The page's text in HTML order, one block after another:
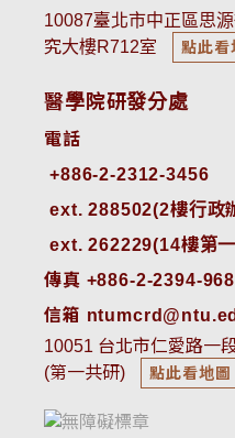
10087臺北市中正區思
究大樓R712室
點此看
醫學院研發分處
電話
ext. 288502(2樓行
ext. 262229(14樓第
傳真 +886-2-2394-
信箱
10051 台北市仁愛路一
(第一共研)
點此看地圖